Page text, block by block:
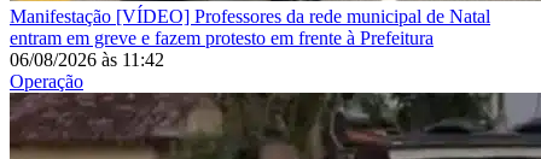
Manifestação [VÍDEO] Professores da rede municipal de Natal
entram em greve e fazem protesto em frente à Prefeitura
06/08/2026 às 11:42
Operação